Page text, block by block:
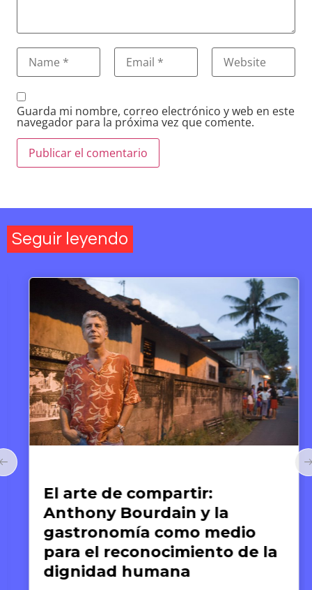
Guarda mi nombre, correo electrónico y web en este
navegador para la próxima vez que comente.
Seguir leyendo
El arte de compartir:
Anthony Bourdain y la
gastronomía como medio
para el reconocimiento de la
dignidad humana